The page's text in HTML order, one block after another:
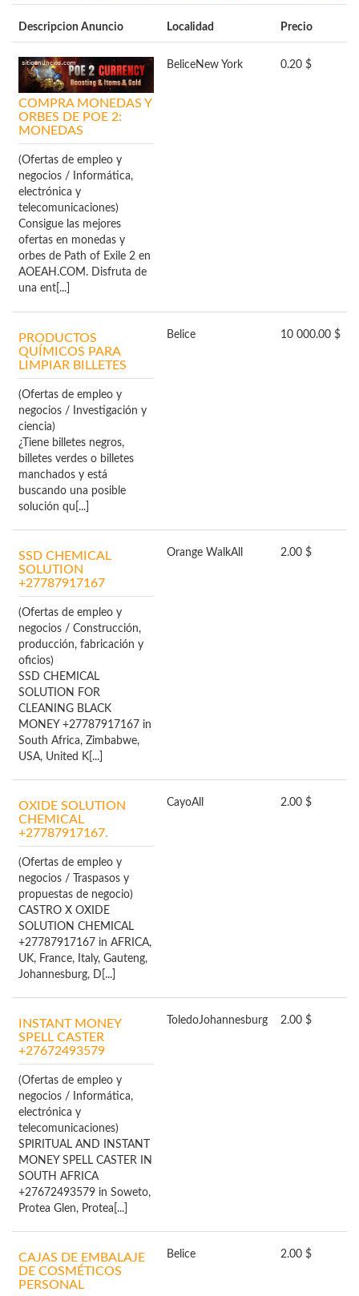
Descripcion Anuncio Localidad Precio
COMPRA MONEDAS Y
ORBES DE POE 2:
MONEDAS
(Ofertas de empleo y
negocios / Informática,
electrónica y
telecomunicaciones)
Consigue las mejores
ofertas en monedas y
orbes de Path of Exile 2 en
AOEAH.COM. Disfruta de
una ent[...]
BeliceNew York 0.20 $
PRODUCTOS
QUÍMICOS PARA
LIMPIAR BILLETES
(Ofertas de empleo y
negocios / Investigación y
ciencia)
¿Tiene billetes negros,
billetes verdes o billetes
manchados y está
buscando una posible
solución qu[...]
Belice 10 000.00 $
SSD CHEMICAL
SOLUTION
+27787917167
(Ofertas de empleo y
negocios / Construcción,
producción, fabricación y
oficios)
SSD CHEMICAL
SOLUTION FOR
CLEANING BLACK
MONEY +27787917167 in
South Africa, Zimbabwe,
USA, United K[...]
Orange WalkAll 2.00 $
OXIDE SOLUTION
CHEMICAL
+27787917167.
(Ofertas de empleo y
negocios / Traspasos y
propuestas de negocio)
CASTRO X OXIDE
SOLUTION CHEMICAL
+27787917167 in AFRICA,
UK, France, Italy, Gauteng,
Johannesburg, D[...]
CayoAll 2.00 $
INSTANT MONEY
SPELL CASTER
+27672493579
(Ofertas de empleo y
negocios / Informática,
electrónica y
telecomunicaciones)
SPIRITUAL AND INSTANT
MONEY SPELL CASTER IN
SOUTH AFRICA
+27672493579 in Soweto,
Protea Glen, Protea[...]
ToledoJohannesburg 2.00 $
CAJAS DE EMBALAJE
DE COSMÉTICOS
PERSONAL
Belice 2.00 $